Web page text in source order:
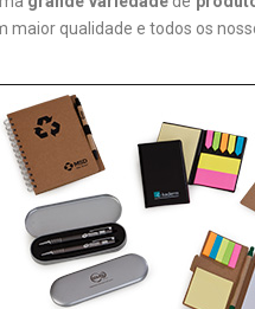
maior qualidade e todos os